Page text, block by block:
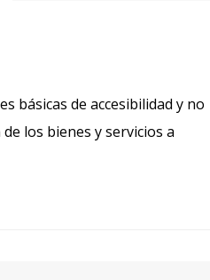
básicas de accesibilidad y no
los bienes y servicios a